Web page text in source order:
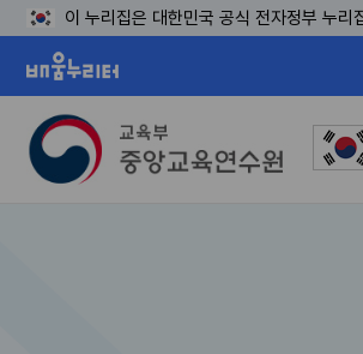
이 누리집은 대한민국 공식 전자정부 누리